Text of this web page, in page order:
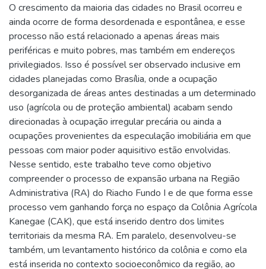
O crescimento da maioria das cidades no Brasil ocorreu e
ainda ocorre de forma desordenada e espontânea, e esse
processo não está relacionado a apenas áreas mais
periféricas e muito pobres, mas também em endereços
privilegiados. Isso é possível ser observado inclusive em
cidades planejadas como Brasília, onde a ocupação
desorganizada de áreas antes destinadas a um determinado
uso (agrícola ou de proteção ambiental) acabam sendo
direcionadas à ocupação irregular precária ou ainda a
ocupações provenientes da especulação imobiliária em que
pessoas com maior poder aquisitivo estão envolvidas.
Nesse sentido, este trabalho teve como objetivo
compreender o processo de expansão urbana na Região
Administrativa (RA) do Riacho Fundo I e de que forma esse
processo vem ganhando força no espaço da Colônia Agrícola
Kanegae (CAK), que está inserido dentro dos limites
territoriais da mesma RA. Em paralelo, desenvolveu-se
também, um levantamento histórico da colônia e como ela
está inserida no contexto socioeconômico da região, ao